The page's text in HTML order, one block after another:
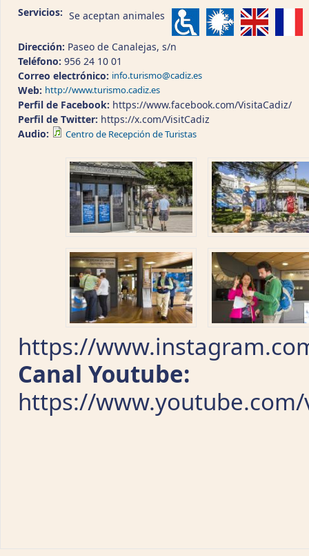
Servicios: Se aceptan animales
Dirección: Paseo de Canalejas, s/n
Teléfono: 956 24 10 01
Correo electrónico: info.turismo@cadiz.es
Web: http://www.turismo.cadiz.es
Perfil de Facebook: https://www.facebook.com/VisitaCadiz/
Perfil de Twitter: https://x.com/VisitCadiz
Audio:
Centro de Recepción de Turistas
https://
Canal Youtube:
https://